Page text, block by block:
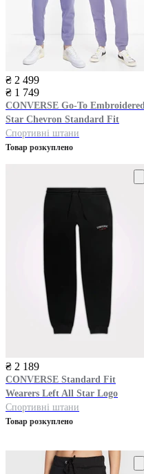
₴ 2 499
₴ 1 749
CONVERSE Go-To Embroidered
Star Chevron Standard Fit
Спортивні штани
Товар розкуплено
₴ 2 189
CONVERSE Standard Fit
Wearers Left All Star Logo
Спортивні штани
Товар розкуплено